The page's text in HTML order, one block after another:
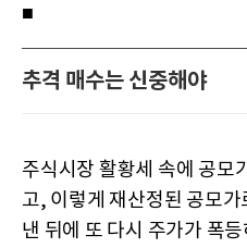
■
추격 매수는 신중해야
주식시장 활황세 속에 공모
고, 이렇게 재산정된 공모
낸 뒤에 또 다시 주가가 폭